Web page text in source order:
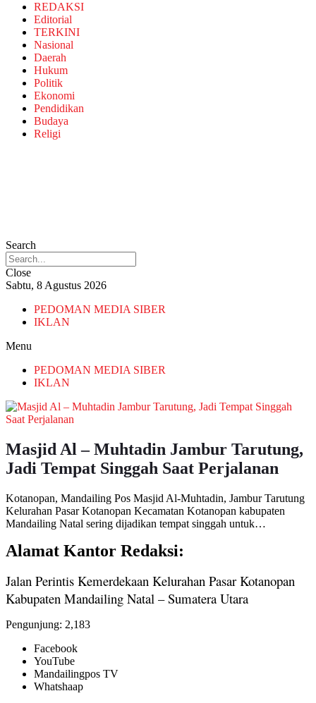
REDAKSI
Editorial
TERKINI
Nasional
Daerah
Hukum
Politik
Ekonomi
Pendidikan
Budaya
Religi
Search
Close
Sabtu, 8 Agustus 2026
PEDOMAN MEDIA SIBER
IKLAN
Menu
PEDOMAN MEDIA SIBER
IKLAN
Masjid Al – Muhtadin Jambur Tarutung,
Jadi Tempat Singgah Saat Perjalanan
Kotanopan, Mandailing Pos Masjid Al-Muhtadin, Jambur Tarutung
Kelurahan Pasar Kotanopan Kecamatan Kotanopan kabupaten
Mandailing Natal sering dijadikan tempat singgah untuk…
Alamat Kantor Redaksi:
Jalan Perintis Kemerdekaan Kelurahan Pasar Kotanopan
Kabupaten Mandailing Natal – Sumatera Utara
Pengunjung: 2,183
Facebook
YouTube
Mandailingpos TV
Whatshaap